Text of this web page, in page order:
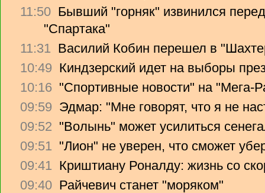
11:50 Бывший "горняк" извинился
"Спартака"
11:31 Василий Кобин перешел в
10:49 Киндзерский идет на выборы
10:16 "Спортивные новости" на "Мега-
09:59 Эдмар: "Мне говорят, что я не
09:52 "Волынь" может усилиться
09:51 "Лион" не уверен, что сможет
09:41 Криштиану Роналду: жизнь со
09:40 Райчевич станет "моряком"